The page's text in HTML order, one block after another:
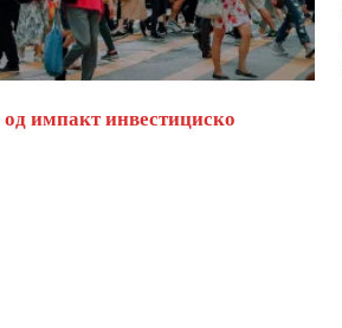
импакт инвестициско